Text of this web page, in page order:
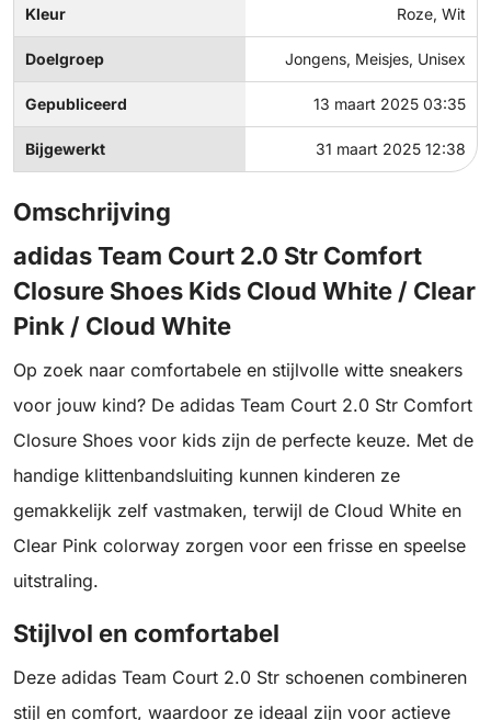
Kleur Roze, Wit
Doelgroep Jongens, Meisjes, Unisex
Gepubliceerd 13 maart 2025 03:35
Bijgewerkt 31 maart 2025 12:38
Omschrijving
adidas Team Court 2.0 Str Comfort
Closure Shoes Kids Cloud White / Clear
Pink / Cloud White
Op zoek naar comfortabele en stijlvolle witte sneakers
voor jouw kind? De adidas Team Court 2.0 Str Comfort
Closure Shoes voor kids zijn de perfecte keuze. Met de
handige klittenbandsluiting kunnen kinderen ze
gemakkelijk zelf vastmaken, terwijl de Cloud White en
Clear Pink colorway zorgen voor een frisse en speelse
uitstraling.
Stijlvol en comfortabel
Deze adidas Team Court 2.0 Str schoenen combineren
stijl en comfort, waardoor ze ideaal zijn voor actieve